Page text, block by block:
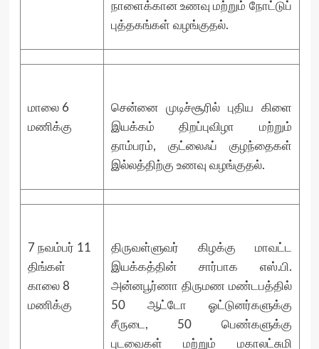
நாளைக்கான உணவு மற்றும் நோட்டுப்
புத்தகங்கள் வழங்குதல்.
மாலை 6
மணிக்கு
சென்னை முடிச்சூரில் புதிய கிளை
இயக்கம் திறப்புவிழா மற்றும்
தாம்பரம், குட்லைஃப் குழந்தைகள்
இல்லத்திற்கு உணவு வழங்குதல்.
7 நவம்பர் 11
திங்கள்
காலை 8
மணிக்கு
திருவள்ளுவர் கிழக்கு மாவட்ட
இயக்கத்தின் சார்பாக எஸ்.பி.
அன்னபூர்ணா திருமண மண்டபத்தில்
50 ஆட்டோ ஓட்டுனர்களுக்கு
சீருடை, 50 பெண்களுக்கு
புடவைகள் மற்றும் மகாலட்சுமி